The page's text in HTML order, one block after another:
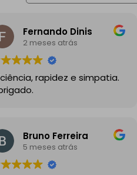
Fernando Dinis
2 meses atrás
rapidez e simpatia.
Bruno Ferreira
5 meses atrás